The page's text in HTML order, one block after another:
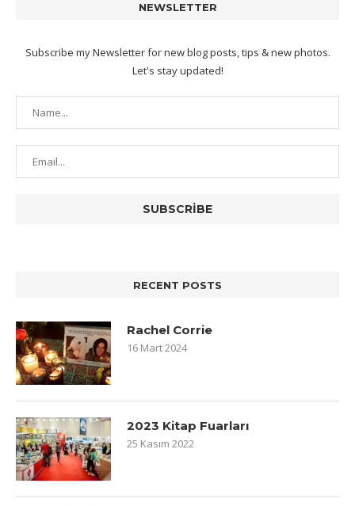
NEWSLETTER
Subscribe my Newsletter for new blog posts, tips & new photos.
Let's stay updated!
RECENT POSTS
Rachel Corrie
16 Mart 2024
2023 Kitap Fuarları
25 Kasım 2022